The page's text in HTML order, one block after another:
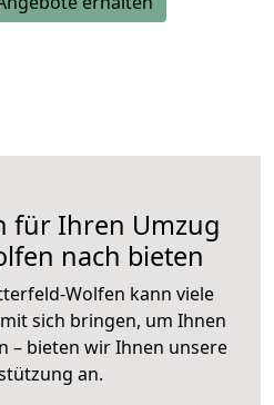
für Ihren Umzug
nach bieten
Wolfen kann viele
sich bringen, um Ihnen
– bieten wir Ihnen unsere
an.